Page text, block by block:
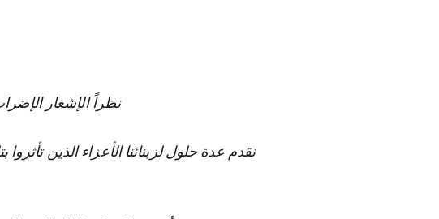
نظراً الإشعار الإضراب في 13 فبراير في بروكسل، فإننا
نقدم عدة حلول لزبنائنا الأعزاء الذين